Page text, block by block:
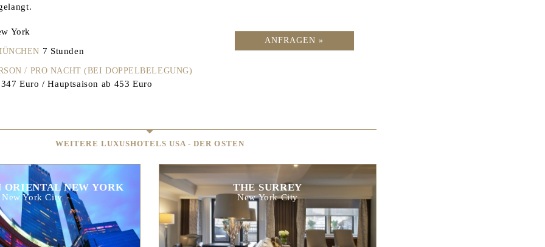
York
7 Stunden
/ PRO NACHT (BEI DOPPELBELEGUNG)
Euro / Hauptsaison ab 453 Euro
ANFRAGEN »
WEITERE LUXUSHOTELS USA - DER OSTEN
ORIENTAL NEW YORK
New York City
THE SURREY
New York City